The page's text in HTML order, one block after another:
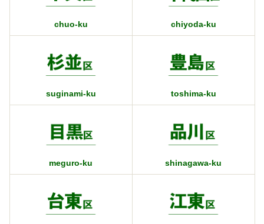
chuo-ku chiyoda-ku
suginami-ku toshima-ku
meguro-ku shinagawa-ku